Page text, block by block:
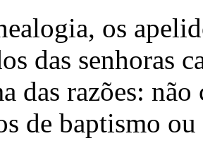
os
das senhoras
das razões:
de baptismo